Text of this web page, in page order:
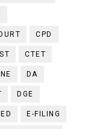
CPD
CTET
DA
DGE
E-FILING